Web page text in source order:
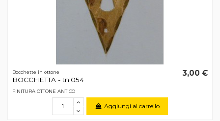
Bocchette in ottone
BOCCHETTA - tnl054
3,00 €
FINITURA OTTONE ANTICO
Aggiungi al carrello